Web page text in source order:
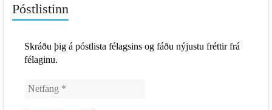
Póstlistinn
Skráðu þig á póstlista félagsins og fáðu nýjustu fréttir frá
félaginu.